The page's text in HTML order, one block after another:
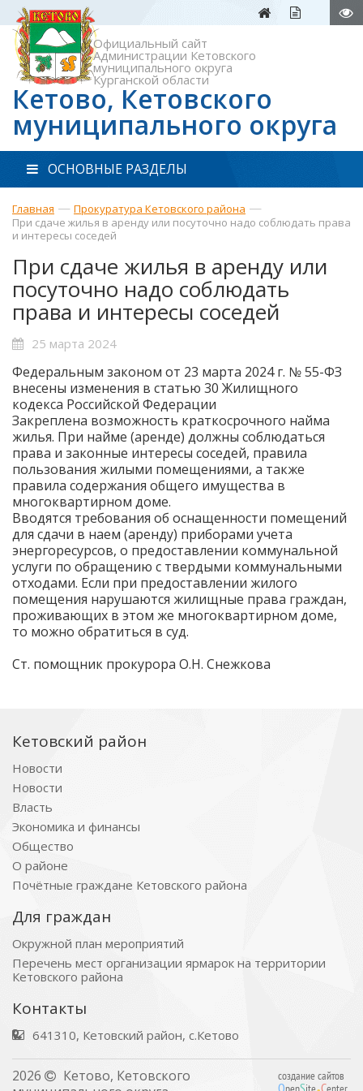
Официальный сайт
Администрации Кетовского
муниципального округа
Курганской области
Кетово, Кетовского
муниципального округа
ОСНОВНЫЕ РАЗДЕЛЫ
Главная — Прокуратура Кетовского района —
При сдаче жилья в аренду или посуточно надо соблюдать права
и интересы соседей
При сдаче жилья в аренду или
посуточно надо соблюдать
права и интересы соседей
25 марта 2024
Федеральным законом от 23 марта 2024 г. № 55-ФЗ
внесены изменения в статью 30 Жилищного
кодекса Российской Федерации
Закреплена возможность краткосрочного найма
жилья. При найме (аренде) должны соблюдаться
права и законные интересы соседей, правила
пользования жилыми помещениями, а также
правила содержания общего имущества в
многоквартирном доме.
Вводятся требования об оснащенности помещений
для сдачи в наем (аренду) приборами учета
энергоресурсов, о предоставлении коммунальной
услуги по обращению с твердыми коммунальными
отходами. Если при предоставлении жилого
помещения нарушаются жилищные права граждан,
проживающих в этом же многоквартирном доме,
то можно обратиться в суд.
Ст. помощник прокурора О.Н. Снежкова
Кетовский район
Новости
Новости
Власть
Экономика и финансы
Общество
О районе
Почётные граждане Кетовского района
Для граждан
Окружной план мероприятий
Перечень мест организации ярмарок на территории
Кетовского района
Контакты
641310, Кетовский район, с.Кетово
создание сайтов
O S .C
2026
Кетово, Кетовского